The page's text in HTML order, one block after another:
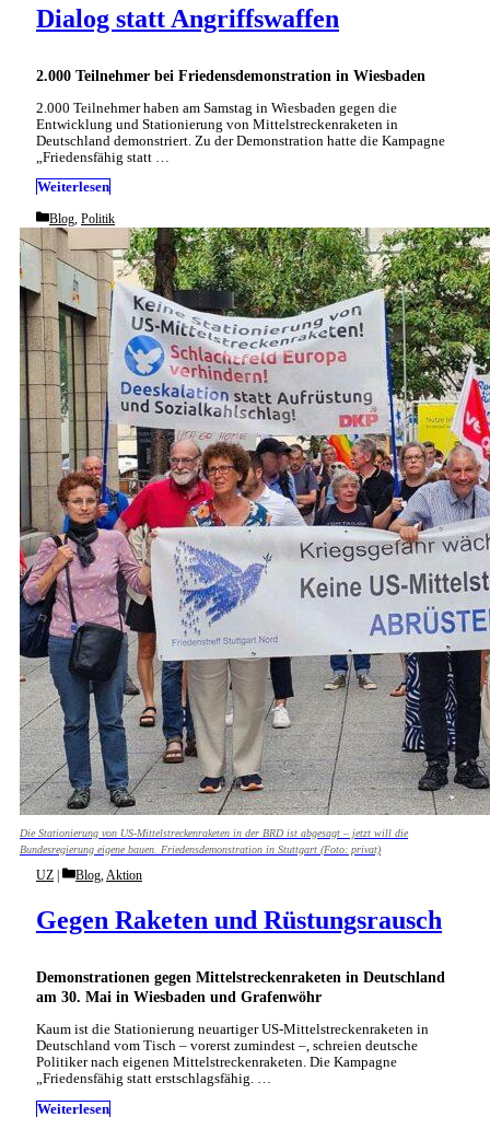
2.000 Teilnehmer bei Friedensdemonstration in Wiesbaden
Dialog statt Angriffswaffen
2.000 Teilnehmer haben am Samstag in Wiesbaden gegen die
Entwicklung und Stationierung von Mittelstreckenraketen in
Deutschland demonstriert. Zu der Demonstration hatte die Kampagne
„Friedensfähig statt …
Weiterlesen
Categories
Blog, Politik
Die Stationierung von US-Mittelstreckenraketen in der BRD ist abgesagt – jetzt will die
Bundesregierung eigene bauen. Friedensdemonstration in Stuttgart (Foto: privat)
Demonstrationen gegen Mittelstreckenraketen in Deutschland
am 30. Mai in Wiesbaden und Grafenwöhr
Gegen Raketen und Rüstungsrausch
UZ Categories
Blog,Aktion
Kaum ist die Stationierung neuartiger US-Mittelstreckenraketen in
Deutschland vom Tisch – vorerst zumindest –, schreien deutsche
Politiker nach eigenen Mittelstreckenraketen. Die Kampagne
„Friedensfähig statt erstschlagsfähig. …
Weiterlesen